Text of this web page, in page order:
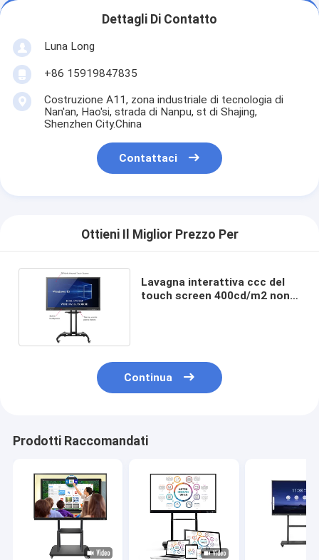
Dettagli Di Contatto
Luna Long
+86 15919847835
Costruzione A11, zona industriale di tecnologia di
Nan'an, Hao'si, strada di Nanpu, st di Shajing,
Shenzhen City.China
Contattaci
Ottieni Il Miglior Prezzo Per
Lavagna interattiva ccc del
touch screen 400cd/m2 non
Continua
Prodotti Raccomandati